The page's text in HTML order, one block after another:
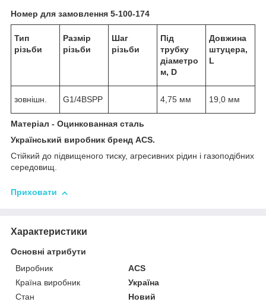
Номер для замовлення 5-100-174
Тип
різьби
Размiр
рiзьби
Шаг
рiзьби
Під
трубку
діаметро
м, D
Довжина
штуцера,
L
зовнішн. G1/4BSPP 4,75 мм 19,0 мм
Матеріал - Оцинкованная сталь
Український виробник бренд ACS.
Стійкий до підвищеного тиску, агресивних рідин і газоподібних
середовищ.
Приховати
Характеристики
Основні атрибути
Виробник
ACS
Країна виробник
Україна
Стан
Новий